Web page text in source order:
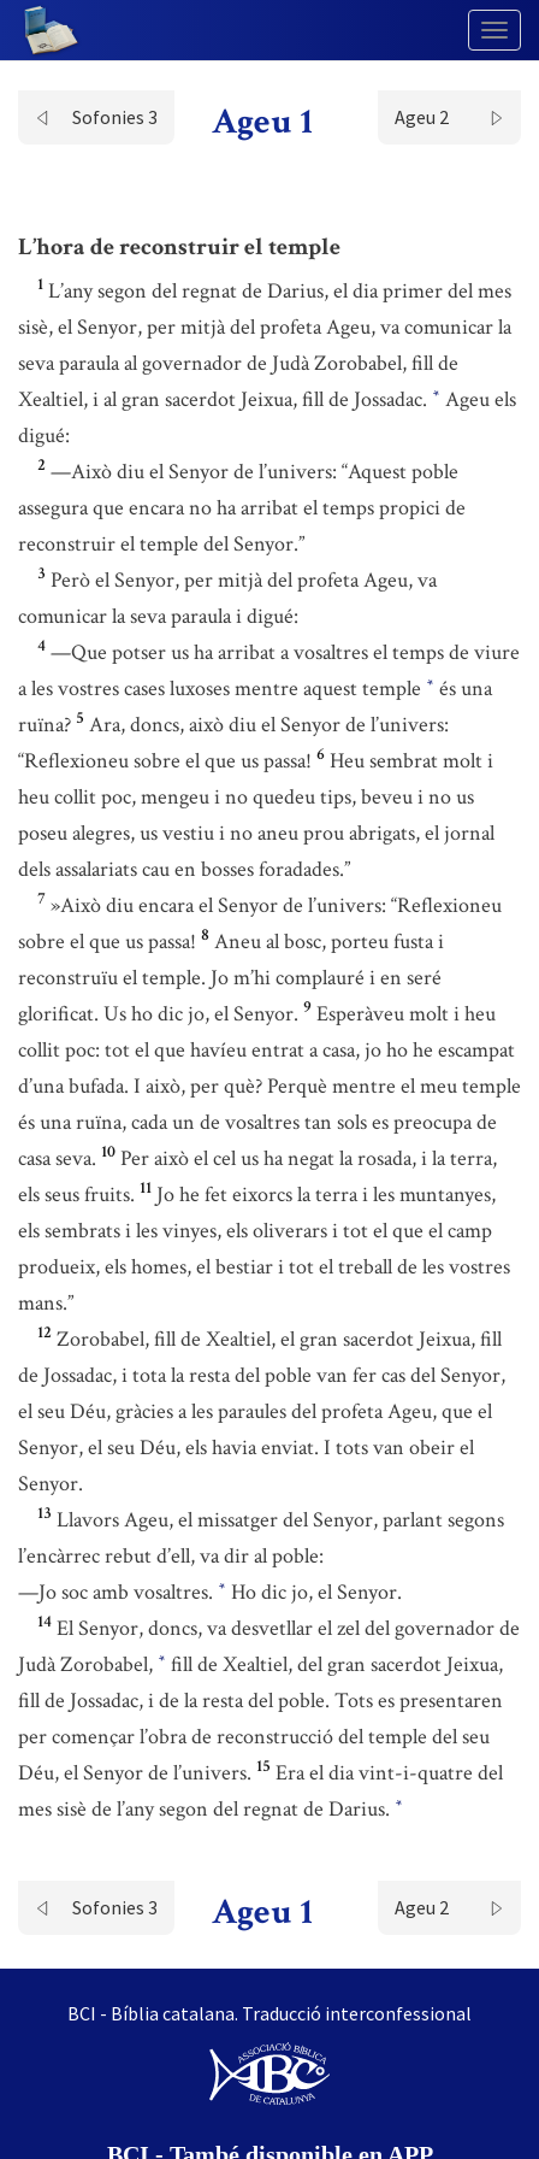
Sofonies 3 Ageu 1 Ageu 2
L’hora de reconstruir el temple
1 L’any segon del regnat de Darius, el dia primer del mes
sisè, el Senyor, per mitjà del profeta Ageu, va comunicar la
seva paraula al governador de Judà Zorobabel, fill de
Xealtiel, i al gran sacerdot Jeixua, fill de Jossadac. * Ageu els
digué:
2 —Això diu el Senyor de l’univers: “Aquest poble
assegura que encara no ha arribat el temps propici de
reconstruir el temple del Senyor.”
3 Però el Senyor, per mitjà del profeta Ageu, va
comunicar la seva paraula i digué:
4 —Que potser us ha arribat a vosaltres el temps de viure
a les vostres cases luxoses mentre aquest temple * és una
ruïna? 5 Ara, doncs, això diu el Senyor de l’univers:
“Reflexioneu sobre el que us passa! 6 Heu sembrat molt i
heu collit poc, mengeu i no quedeu tips, beveu i no us
poseu alegres, us vestiu i no aneu prou abrigats, el jornal
dels assalariats cau en bosses foradades.”
7 »Això diu encara el Senyor de l’univers: “Reflexioneu
sobre el que us passa! 8 Aneu al bosc, porteu fusta i
reconstruïu el temple. Jo m’hi complauré i en seré
glorificat. Us ho dic jo, el Senyor. 9 Esperàveu molt i heu
collit poc: tot el que havíeu entrat a casa, jo ho he escampat
d’una bufada. I això, per què? Perquè mentre el meu temple
és una ruïna, cada un de vosaltres tan sols es preocupa de
casa seva. 10 Per això el cel us ha negat la rosada, i la terra,
els seus fruits. 11 Jo he fet eixorcs la terra i les muntanyes,
els sembrats i les vinyes, els oliverars i tot el que el camp
produeix, els homes, el bestiar i tot el treball de les vostres
mans.”
12 Zorobabel, fill de Xealtiel, el gran sacerdot Jeixua, fill
de Jossadac, i tota la resta del poble van fer cas del Senyor,
el seu Déu, gràcies a les paraules del profeta Ageu, que el
Senyor, el seu Déu, els havia enviat. I tots van obeir el
Senyor.
13 Llavors Ageu, el missatger del Senyor, parlant segons
l’encàrrec rebut d’ell, va dir al poble:
—Jo soc amb vosaltres. * Ho dic jo, el Senyor.
14 El Senyor, doncs, va desvetllar el zel del governador de
Judà Zorobabel, * fill de Xealtiel, del gran sacerdot Jeixua,
fill de Jossadac, i de la resta del poble. Tots es presentaren
per començar l’obra de reconstrucció del temple del seu
Déu, el Senyor de l’univers. 15 Era el dia vint-i-quatre del
mes sisè de l’any segon del regnat de Darius. *
Sofonies 3 Ageu 1 Ageu 2
BCI - Bíblia catalana. Traducció interconfessional